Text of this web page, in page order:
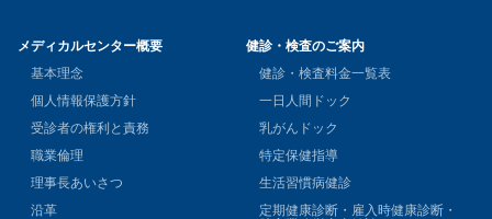
メディカルセンター概要
基本理念
個人情報保護方針
受診者の権利と責務
職業倫理
理事長あいさつ
沿革
健診・検査のご案内
健診・検査料金一覧表
一日人間ドック
乳がんドック
特定保健指導
生活習慣病健診
定期健康診断・雇入時健康診断・